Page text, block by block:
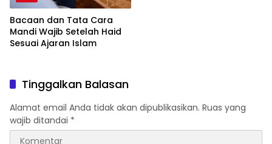
Bacaan dan Tata Cara
Mandi Wajib Setelah Haid
Sesuai Ajaran Islam
Tinggalkan Balasan
Alamat email Anda tidak akan dipublikasikan. Ruas yang
wajib ditandai *